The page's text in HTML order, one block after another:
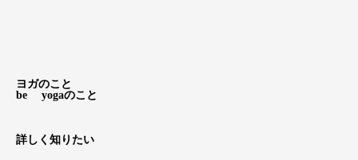
ヨガのこと
be yogaのこと
詳しく知りたい